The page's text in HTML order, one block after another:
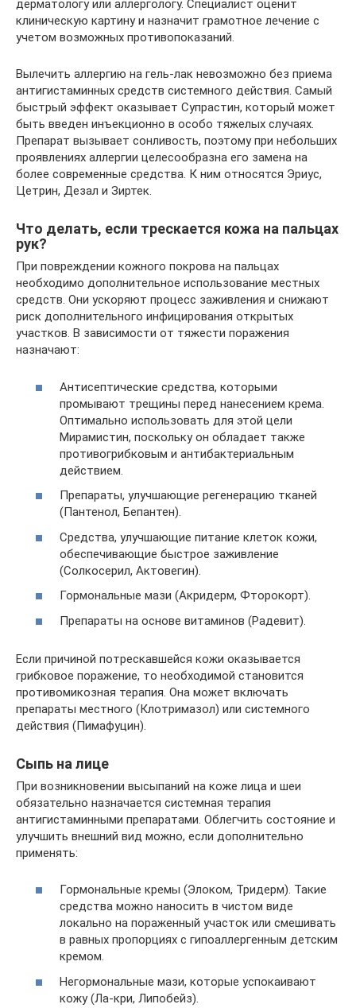
дерматологу или аллергологу. Специалист оценит
клиническую картину и назначит грамотное лечение с
учетом возможных противопоказаний.
Вылечить аллергию на гель-лак невозможно без приема
антигистаминных средств системного действия. Самый
быстрый эффект оказывает Супрастин, который может
быть введен инъекционно в особо тяжелых случаях.
Препарат вызывает сонливость, поэтому при небольших
проявлениях аллергии целесообразна его замена на
более современные средства. К ним относятся Эриус,
Цетрин, Дезал и Зиртек.
Что делать, если трескается кожа на пальцах
рук?
При повреждении кожного покрова на пальцах
необходимо дополнительное использование местных
средств. Они ускоряют процесс заживления и снижают
риск дополнительного инфицирования открытых
участков. В зависимости от тяжести поражения
назначают:
Антисептические средства, которыми
промывают трещины перед нанесением крема.
Оптимально использовать для этой цели
Мирамистин, поскольку он обладает также
противогрибковым и антибактериальным
действием.
Препараты, улучшающие регенерацию тканей
(Пантенол, Бепантен).
Средства, улучшающие питание клеток кожи,
обеспечивающие быстрое заживление
(Солкосерил, Актовегин).
Гормональные мази (Акридерм, Фторокорт).
Препараты на основе витаминов (Радевит).
Если причиной потрескавшейся кожи оказывается
грибковое поражение, то необходимой становится
противомикозная терапия. Она может включать
препараты местного (Клотримазол) или системного
действия (Пимафуцин).
Сыпь на лице
При возникновении высыпаний на коже лица и шеи
обязательно назначается системная терапия
антигистаминными препаратами. Облегчить состояние и
улучшить внешний вид можно, если дополнительно
применять:
Гормональные кремы (Элоком, Тридерм). Такие
средства можно наносить в чистом виде
локально на пораженный участок или смешивать
в равных пропорциях с гипоаллергенным детским
кремом.
Негормональные мази, которые успокаивают
кожу (Ла-кри, Липобейз).